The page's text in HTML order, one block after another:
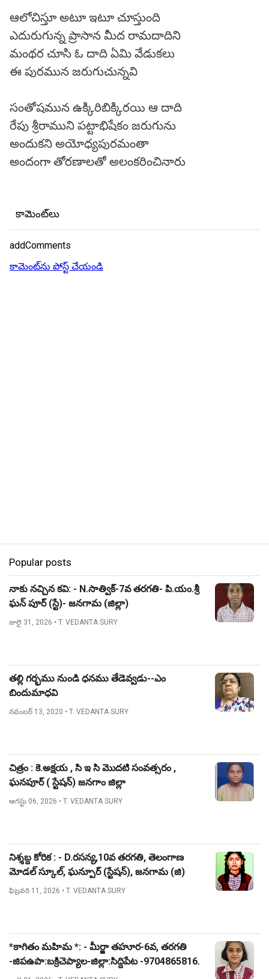
ఆలోచిస్తూ అటూ ఇటూ చూస్తుంది
ఎదురుగున్న ప్రాసాన మీద రామదాదిని
మంథర చూసి ఓ దాది ఏమి వేడుకలు
ఈ పురమున జరుగుచున్నవి
సంతోషమున ఉక్కిరిబిక్కిరయి ఆ దాది
రేపు శ్రీరాముని పట్టాభిషేకం జరుగును
అందుకని అయోధ్యపురమంతా
అందంగా తోరణాలతో అలంకరించినారు
కామెంట్‌లు
addComments
కామెంట్‌ను పోస్ట్ చేయండి
Popular posts
నాకు నచ్చిన కవి: - N.సాత్విక్-7వ తరగతి- పి.యం.శ్రీ
ఘన్ పూర్ (స్టే)- జనగామ (జిల్లా)
జులై 31, 2026 • T. VEDANTA SURY
తల్లి గర్భము నుండి ధనము తేడెవ్వడు--ఎం
బిందుమాధవి
నవంబర్ 13, 2020 • T. VEDANTA SURY
చిత్రం : కె.అక్షయ , సి ఇ సి మొదటి సంవత్సరం ,
ఘనపూర్ ( స్టేషన్) జనగాం జిల్లా
ఆగస్టు 06, 2026 • T. VEDANTA SURY
నిశ్శబ్ద కోరిక : - D.రసన్య,10వ తరగతి, తెలంగాణ
మోడల్ స్కూల్, ఘన్పూర్ (స్టేషన్), జనగామ (జి)
ఫిబ్రవరి 11, 2026 • T. VEDANTA SURY
*కాగితం మహిమ *: - మీర్జా తహూర-6వ, తరగతి
-జిపఉపా:బక్రిచెప్యాల-జిల్లా:సిద్దిపేట -9704865816.